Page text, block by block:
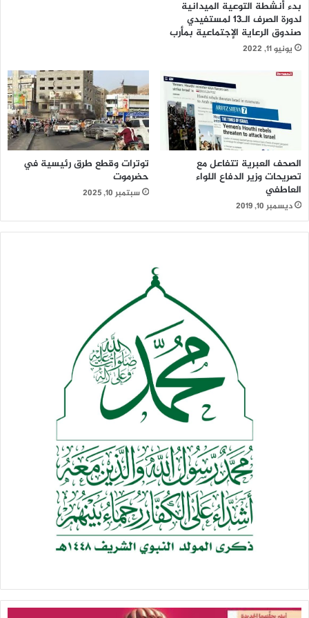
بدء أنشطة التوعية الميدانية
لدورة الصرف الـ13 لمستفيدي
صندوق الرعاية الإجتماعية بمأرب
يونيو 11, 2022
الصحف العبرية تتفاعل مع
تصريحات وزير الدفاع اللواء
العاطفي
ديسمبر 10, 2019
توترات وقطع طرق رئيسية في
حضرموت
سبتمبر 10, 2025